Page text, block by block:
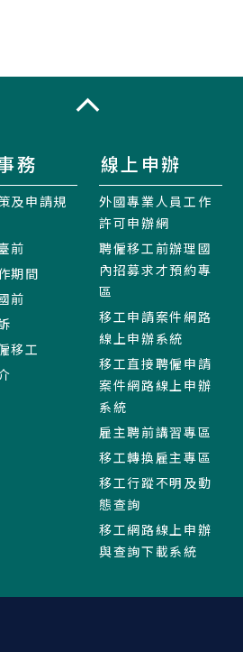
務
及申請規
前
期間
前
移工
線上申辦
外國專業人員工作
許可申辦網
聘僱移工前辦理國
內招募求才預約專
區
移工申請案件網路
線上申辦系統
移工直接聘僱申請
案件網路線上申辦
系統
雇主聘前講習專區
移工轉換雇主專區
移工行蹤不明及動
態查詢
移工網路線上申辦
與查詢下載系統